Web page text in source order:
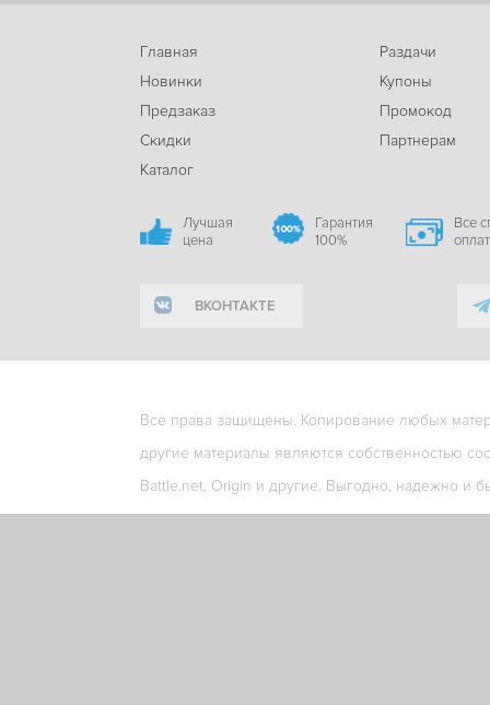
Главная
Новинки
Предзаказ
Скидки
Каталог
Раздачи
Купоны
Промокод
Партнерам
Лучшая
цена
Гарантия
100%
Все
ВКОНТАКТЕ
Все права защищены. Копирование любых
другие материалы являются собственностью
Battle.net, Origin и другие. Выгодно, надежно и